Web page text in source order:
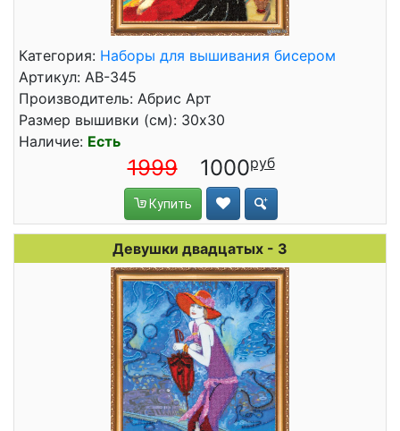
Категория: Наборы для вышивания бисером
Артикул: АВ-345
Производитель: Абрис Арт
Размер вышивки (см): 30x30
Наличие: Есть
1999 1000
Купить
Девушки двадцатых - 3